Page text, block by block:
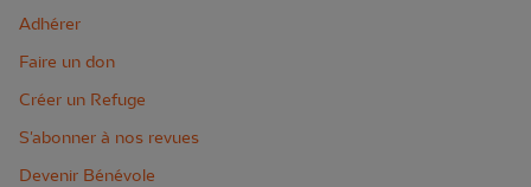
Adhérer
Faire un don
Créer un Refuge
S'abonner à nos revues
Devenir Bénévole